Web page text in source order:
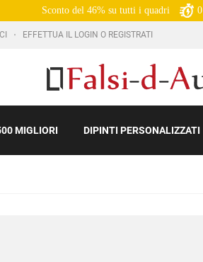
Sconto del 46% su tutti i quadri 0
EFFETTUA IL LOGIN O REGISTRATI
MIGLIORI DIPINTI PERSONALIZZATI